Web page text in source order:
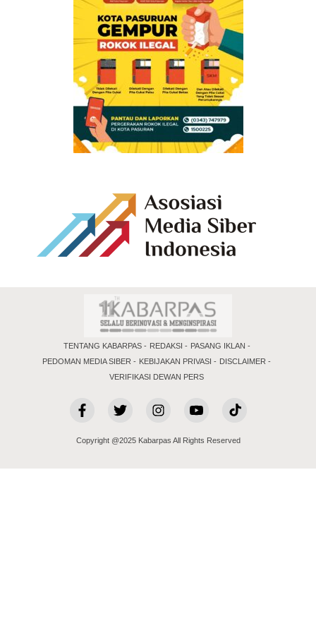
TENTANG KABARPAS REDAKSI
PASANG IKLAN
PEDOMAN MEDIA SIBER
KEBIJAKAN PRIVASI
DISCLAIMER
VERIFIKASI DEWAN PERS
Copyright @2025 Kabarpas All Rights Reserved